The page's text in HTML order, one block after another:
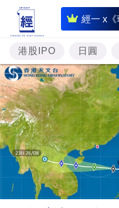
經一 x《
即
時
財
經
專
題
投
資
樓
市
理
港股IPO 日圓